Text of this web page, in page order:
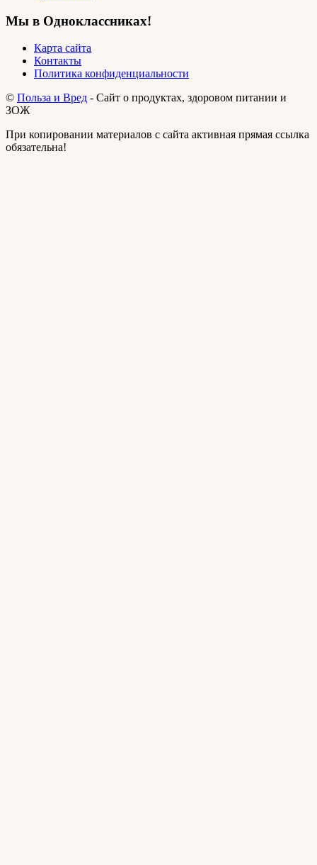
Мы в Одноклассниках!
Карта сайта
Контакты
Политика конфиденциальности
© Польза и Вред - Сайт о продуктах, здоровом питании и
ЗОЖ
При копировании материалов с сайта активная прямая ссылка
обязательна!